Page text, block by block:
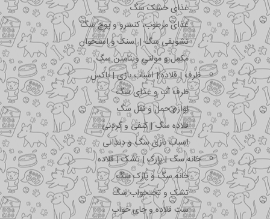
غذای خشک سگ
غذای مرطوب، کنسرو و پوچ سگ
تشویقی سگ | اسنک و استخوان
مکمل و مولتی ویتامین سگ
ظرف | قلاده | اسباب بازی | باکس
ظرف آب و غذای سگ
لوازم حمل و نقل سگ
قلاده سگ | کتفی و گردنی
اسباب بازی سگ و دندانی
خانه سگ | پارک | تشک | قلاده
خانه سگ و پارک سگ
تشک و تختخواب سگ
ست قلاده و جای خواب